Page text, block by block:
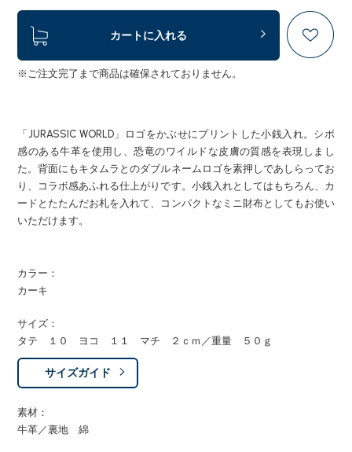
カートに入れる
※ご注文完了まで商品は確保されておりません。
「JURASSIC WORLD」ロゴをかぶせにプリントした小銭入れ。シボ
感のある牛革を使用し、恐竜のワイルドな皮膚の質感を表現しまし
た。背面にもキタムラとのダブルネームロゴを素押しであしらってお
り、コラボ感あふれる仕上がりです。小銭入れとしてはもちろん、カ
ードとたたんだお札を入れて、コンパクトなミニ財布としてもお使い
いただけます。
カラー：
カーキ
サイズ：
タテ １０ ヨコ １１ マチ ２ｃｍ／重量 ５０ｇ
サイズガイド
素材：
牛革／裏地 綿